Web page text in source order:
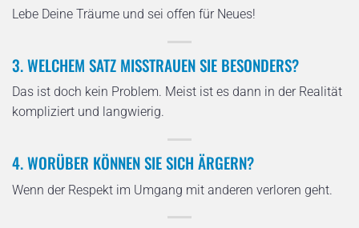
Lebe Deine Träume und sei offen für Neues!
3. WELCHEM SATZ MISSTRAUEN SIE BESONDERS?
Das ist doch kein Problem. Meist ist es dann in der Realität
kompliziert und langwierig.
4. WORÜBER KÖNNEN SIE SICH ÄRGERN?
Wenn der Respekt im Umgang mit anderen verloren geht.